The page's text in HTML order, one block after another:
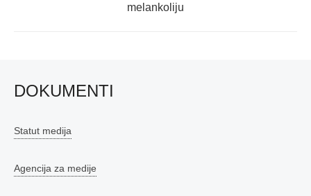
melankoliju
DOKUMENTI
Statut medija
Agencija za medije